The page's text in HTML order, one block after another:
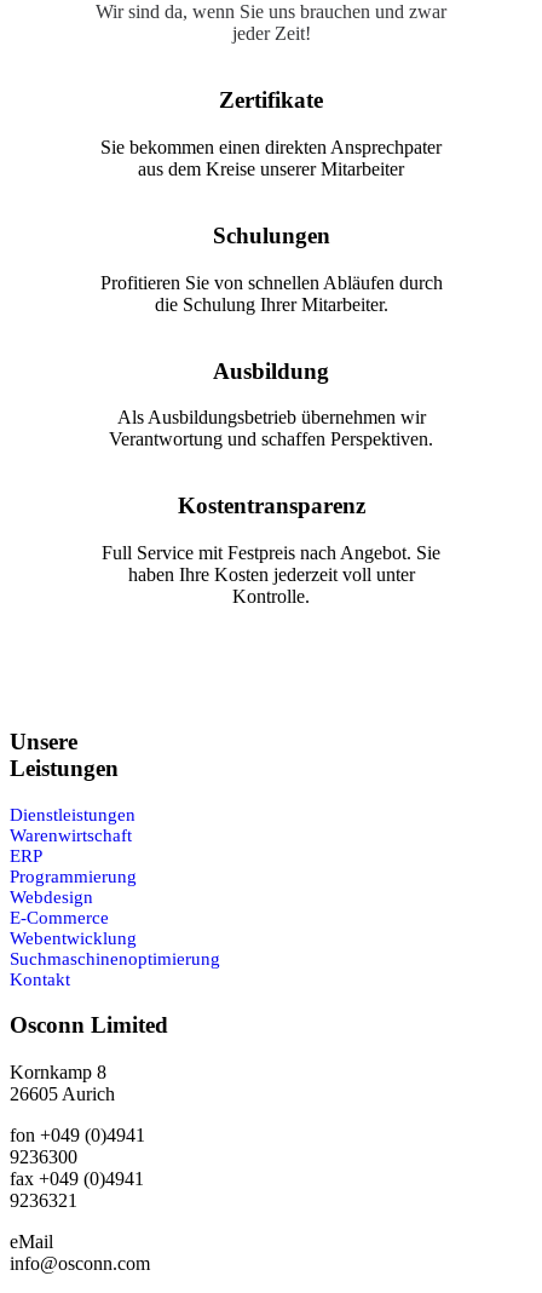
Wir sind da, wenn Sie uns brauchen und zwar
jeder Zeit!
Zertifikate
Sie bekommen einen direkten Ansprechpater
aus dem Kreise unserer Mitarbeiter
Schulungen
Profitieren Sie von schnellen Abläufen durch
die Schulung Ihrer Mitarbeiter.
Ausbildung
Als Ausbildungsbetrieb übernehmen wir
Verantwortung und schaffen Perspektiven.
Kostentransparenz
Full Service mit Festpreis nach Angebot. Sie
haben Ihre Kosten jederzeit voll unter
Kontrolle.
Unsere
Leistungen
Dienstleistungen
Warenwirtschaft
ERP
Programmierung
Webdesign
E-Commerce
Webentwicklung
Suchmaschinenoptimierung
Kontakt
Osconn Limited
Kornkamp 8
26605 Aurich
fon +049 (0)4941
9236300
fax +049 (0)4941
9236321
eMail
info@osconn.com